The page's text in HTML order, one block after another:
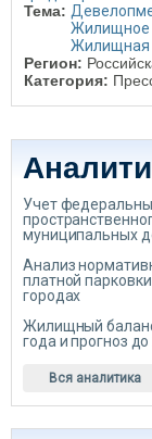
Тема:
Жилищное
Жилищная
Регион:
Категория:
Учет
муниципальных
Анализ
платной
городах
Жилищный
года и прогноз
Вся аналитика